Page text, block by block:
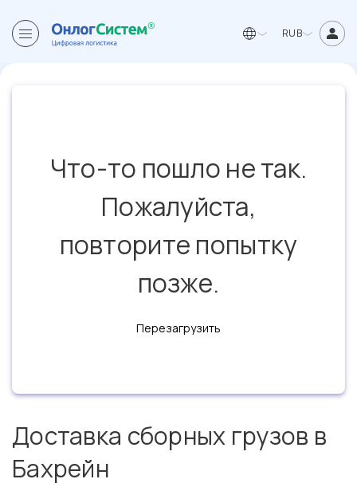
RUB
Что-то пошло не так.
Пожалуйста,
повторите попытку
позже.
Перезагрузить
Доставка сборных грузов в
Бахрейн